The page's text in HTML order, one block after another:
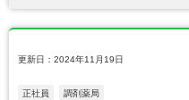
更新日：2024年11月19日
正社員 調剤薬局